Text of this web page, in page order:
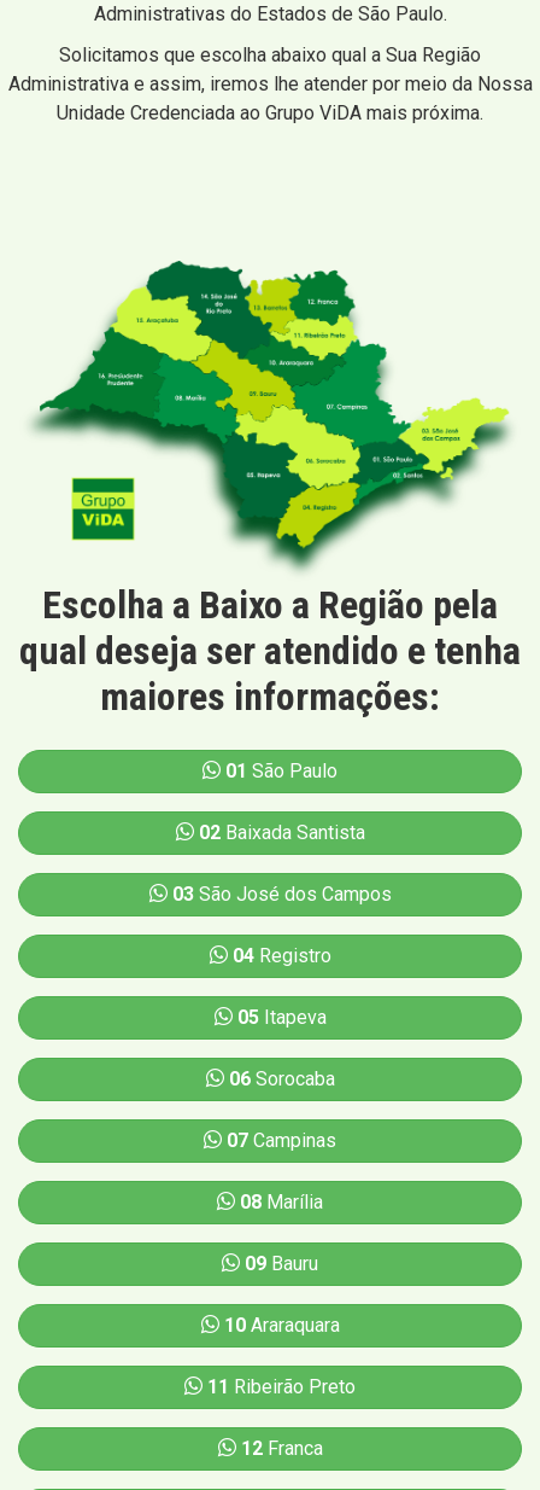
Administrativas do Estados de São Paulo.
Solicitamos que escolha abaixo qual a Sua Região
Administrativa e assim, iremos lhe atender por meio da Nossa
Unidade Credenciada ao Grupo ViDA mais próxima.
Escolha a Baixo a Região pela
qual deseja ser atendido e tenha
maiores informações:
01 São Paulo
02Baixada Santista
03São José dos Campos
04Registro
05Itapeva
06Sorocaba
07 Campinas
08 Marília
09 Bauru
10Araraquara
11 Ribeirão Preto
12Franca